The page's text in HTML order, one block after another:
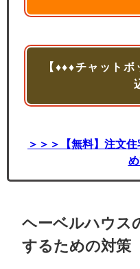
【♦♦♦チャット
＞＞＞【無料】注文
ヘーベルハウス
するための対策